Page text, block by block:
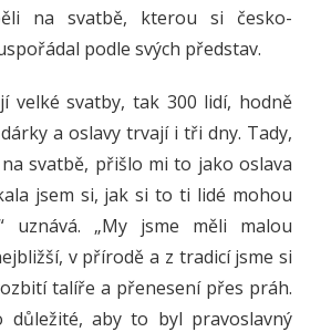
na svatbě, kterou si česko-
podle svých představ.
velké svatby, tak 300 lidí, hodně
a oslavy trvají i tři dny. Tady,
svatbě, přišlo mi to jako oslava
jsem si, jak si to ti lidé mohou
uznává. „My jsme měli malou
v přírodě a z tradicí jsme si
talíře a přenesení přes práh.
aby to byl pravoslavný